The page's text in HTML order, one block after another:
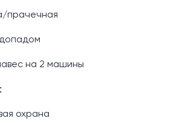
прачечная
на 2 машины
охрана